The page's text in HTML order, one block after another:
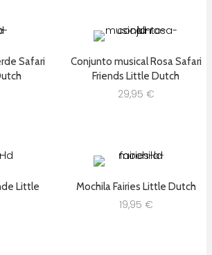
Safari
Conjunto musical Rosa Safari
Friends Little Dutch
29,95 €
Little
Mochila Fairies Little Dutch
19,95 €